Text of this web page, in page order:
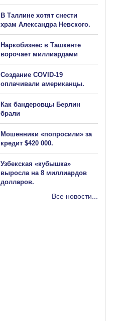
В Таллине хотят снести
храм Александра Невского.
Наркобизнес в Ташкенте
ворочает миллиардами
Создание COVID-19
оплачивали американцы.
Как бандеровцы Берлин
брали
Мошенники «попросили» за
кредит $420 000.
Узбекская «кубышка»
выросла на 8 миллиардов
долларов.
Все новости...